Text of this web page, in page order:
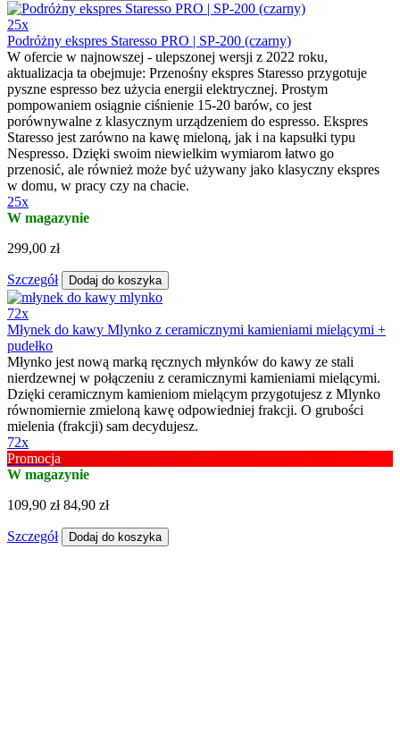
25x
Podróżny ekspres Staresso PRO | SP-200 (czarny)
W ofercie w najnowszej - ulepszonej wersji z 2022 roku,
aktualizacja ta obejmuje: Przenośny ekspres Staresso przygotuje
pyszne espresso bez użycia energii elektrycznej. Prostym
pompowaniem osiągnie ciśnienie 15-20 barów, co jest
porównywalne z klasycznym urządzeniem do espresso. Ekspres
Staresso jest zarówno na kawę mieloną, jak i na kapsułki typu
Nespresso. Dzięki swoim niewielkim wymiarom łatwo go
przenosić, ale również może być używany jako klasyczny ekspres
w domu, w pracy czy na chacie.
25x
W magazynie
299,00 zł
Szczegół Dodaj do koszyka
72x
Młynek do kawy Mlynko z ceramicznymi kamieniami mielącymi +
pudełko
Młynko jest nową marką ręcznych młynków do kawy ze stali
nierdzewnej w połączeniu z ceramicznymi kamieniami mielącymi.
Dzięki ceramicznym kamieniom mielącym przygotujesz z Mlynko
równomiernie zmieloną kawę odpowiedniej frakcji. O grubości
mielenia (frakcji) sam decydujesz.
72x
Promocja
W magazynie
109,90 zł 84,90 zł
Szczegół Dodaj do koszyka